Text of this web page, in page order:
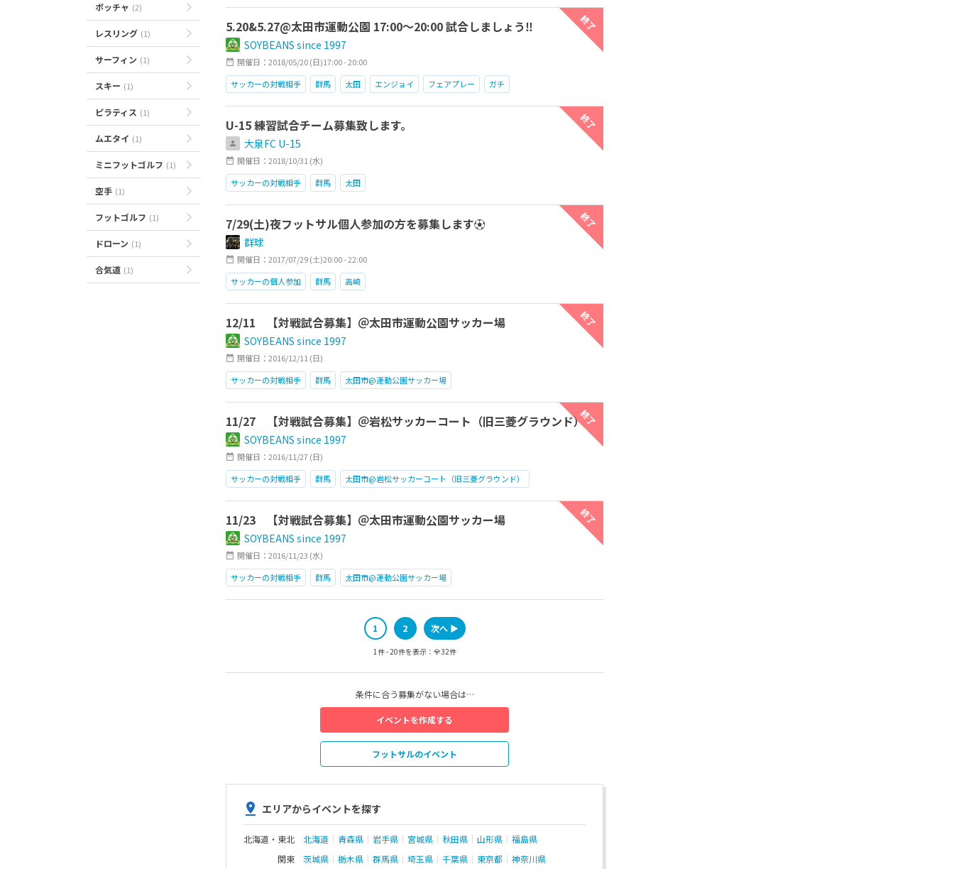
ボッチャ (2)
レスリング (1)
サーフィン (1)
スキー (1)
ピラティス (1)
ムエタイ (1)
ミニフットゴルフ (1)
空手 (1)
フットゴルフ (1)
ドローン (1)
合気道 (1)
5.20&5.27@太田市運動公園 17:00〜20:00 試合しましょう‼︎
SOYBEANS since 1997
終了
開催日：2018/05/20 (日)17:00 - 20:00
サッカーの対戦相手
群馬 太田 エンジョイ フェアプレー
ガチ
競技
初心者
U-15 練習試合チーム募集致します。
大泉FC U-15
終了
開催日：2018/10/31 (水)
サッカーの対戦相手
群馬 太田
7/29(土)夜フットサル個人参加の方を募集します⚽️
群球
終了
開催日：2017/07/29 (土)20:00 - 22:00
サッカーの個人参加
群馬 高崎
12/11 【対戦試合募集】＠太田市運動公園サッカー場
SOYBEANS since 1997
終了
開催日：2016/12/11 (日)
サッカーの対戦相手
群馬 太田市@運動公園サッカー場
11/27 【対戦試合募集】＠岩松サッカーコート（旧三菱グラウンド）
SOYBEANS since 1997
終了
開催日：2016/11/27 (日)
サッカーの対戦相手
群馬 太田市@岩松サッカーコート（旧三菱グラウンド）
11/23 【対戦試合募集】＠太田市運動公園サッカー場
SOYBEANS since 1997
終了
開催日：2016/11/23 (水)
サッカーの対戦相手
群馬 太田市@運動公園サッカー場
1 2 次へ ▶︎
1件 - 20件を表示：全32件
条件に合う募集がない場合は…
イベントを作成する
フットサルのイベント
エリアからイベントを探す
北海道・東北 北海道 青森県 岩手県 宮城県 秋田県 山形県
福島県
関東
茨城県 栃木県 群馬県 埼玉県 千葉県 東京都 神奈川県